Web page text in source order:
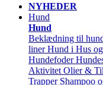
NYHEDER
Hund
Hund
Beklædning til
liner Hund i Hus
Hundefoder
Aktivitet Olier &
Trapper Shampoo